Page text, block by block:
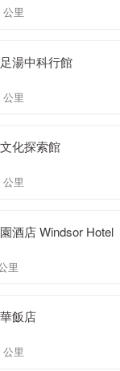
里
湯中科行館
里
化探索館
里
酒店 Windsor Hotel
里
飯店
里